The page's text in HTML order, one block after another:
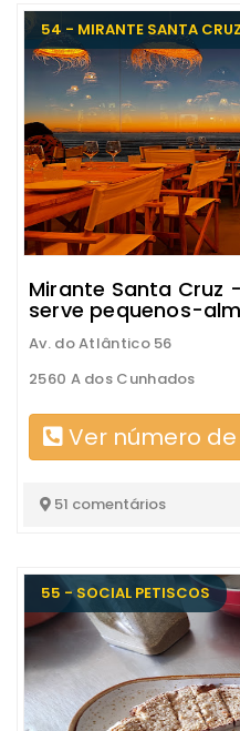
54 - MIRANTE SANTA CRUZ
Mirante Santa Cruz
serve pequenos-
Av. do Atlântico 56
2560 A dos Cunhados
Ver número
51 comentários
55 - SOCIAL PETISCOS